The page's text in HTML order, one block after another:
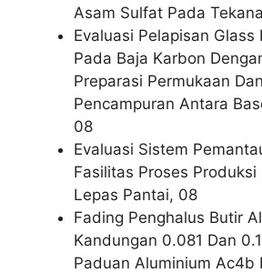
Asam Sulfat Pada
Evaluasi Pelapisan Glass
Pada Baja Karbon
Preparasi Permukaan
Pencampuran Antara
08
Evaluasi Sistem
Fasilitas Proses Produksi
Lepas Pantai, 08
Fading Penghalus Butir
Kandungan 0.081 Dan
Paduan Aluminium Ac4b